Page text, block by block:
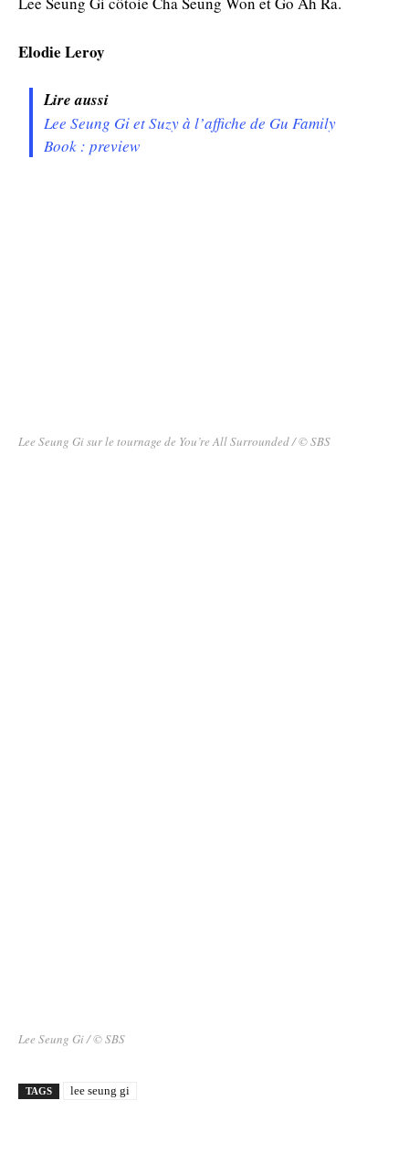
Elodie Leroy
Lire aussi
Lee Seung Gi et Suzy à l’affiche de Gu Family
Book : preview
Lee Seung Gi sur le tournage de You’re All Surrounded / © SBS
Lee Seung Gi / © SBS
TAGS lee seung gi